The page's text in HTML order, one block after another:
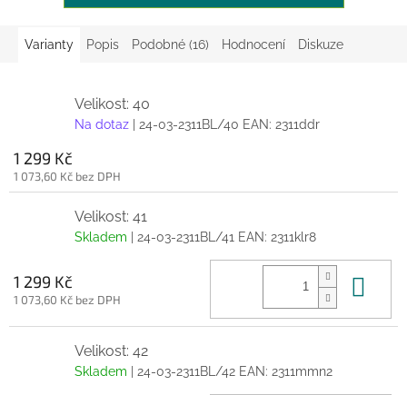
Varianty Popis Podobné (16) Hodnocení Diskuze
Velikost: 40
Na dotaz | 24-03-2311BL/40 EAN: 2311ddr
1 299 Kč
1 073,60 Kč bez DPH
Velikost: 41
Skladem | 24-03-2311BL/41 EAN: 2311klr8
1 299 Kč
1 073,60 Kč bez DPH
Velikost: 42
Skladem | 24-03-2311BL/42 EAN: 2311mmn2